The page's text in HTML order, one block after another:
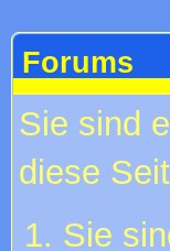
Forums
Sie sind
diese
Sie